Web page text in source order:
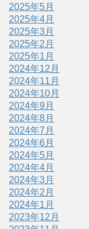
2025年5月
2025年4月
2025年3月
2025年2月
2025年1月
2024年12月
2024年11月
2024年10月
2024年9月
2024年8月
2024年7月
2024年6月
2024年5月
2024年4月
2024年3月
2024年2月
2024年1月
2023年12月